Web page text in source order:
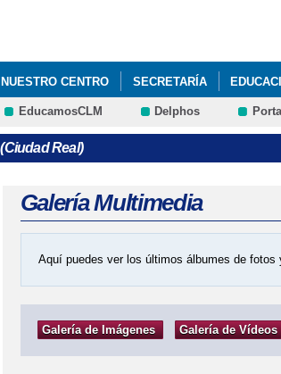
NUESTRO CENTRO SECRETARÍA
DISTINTIVO DE CALIDAD PARA NUESTRO COLE
SALIDA EDUCACÍON VIAL
EducamosCLM Delphos
Real)
Galería Multimedia
Aquí puedes ver los últimos álbumes de
Galería de Imágenes Galería de Vídeos